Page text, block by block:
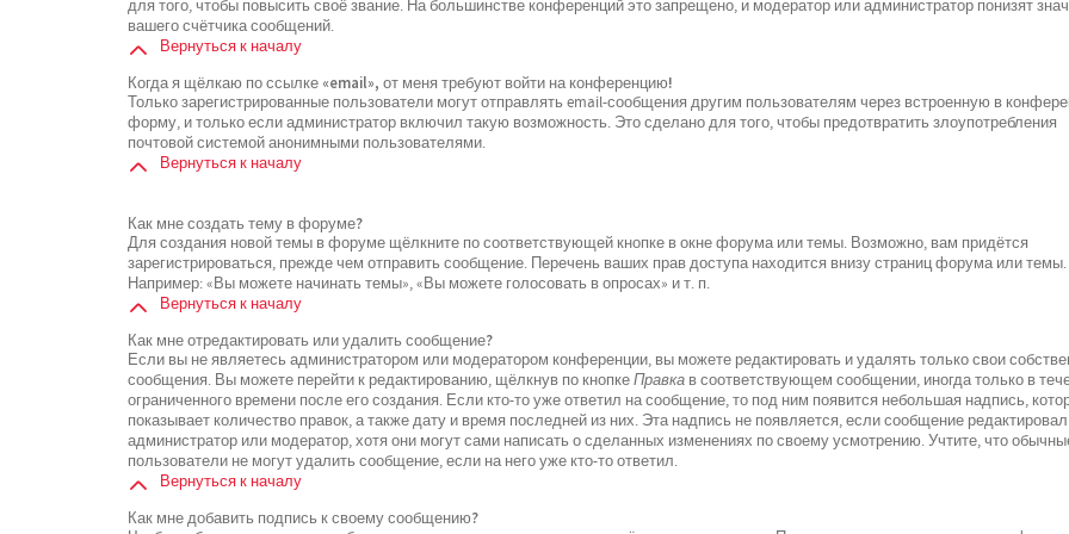
для того, чтобы повысить своё звание. На большинстве конференций это запрещено, и модератор или администратор понизят
вашего счётчика сообщений.
Вернуться к началу
Когда я щёлкаю по ссылке «email», от меня требуют войти на конференцию!
Только зарегистрированные пользователи могут отправлять email-сообщения другим пользователям через встроенную в
форму, и только если администратор включил такую возможность. Это сделано для того, чтобы предотвратить злоупотребления
почтовой системой анонимными пользователями.
Вернуться к началу
Как мне создать тему в форуме?
Для создания новой темы в форуме щёлкните по соответствующей кнопке в окне форума или темы. Возможно, вам придётся
зарегистрироваться, прежде чем отправить сообщение. Перечень ваших прав доступа находится внизу страниц форума или темы.
Например: «Вы можете начинать темы», «Вы можете голосовать в опросах» и т. п.
Вернуться к началу
Как мне отредактировать или удалить сообщение?
Если вы не являетесь администратором или модератором конференции, вы можете редактировать и удалять только свои
сообщения. Вы можете перейти к редактированию, щёлкнув по кнопкеПравка в соответствующем сообщении, иногда только в
ограниченного времени после его создания. Если кто-то уже ответил на сообщение, то под ним появится небольшая надпись,
показывает количество правок, а также дату и время последней из них. Эта надпись не появляется, если сообщение редактировал
администратор или модератор, хотя они могут сами написать о сделанных изменениях по своему усмотрению. Учтите, что
пользователи не могут удалить сообщение, если на него уже кто-то ответил.
Вернуться к началу
Как мне добавить подпись к своему сообщению?